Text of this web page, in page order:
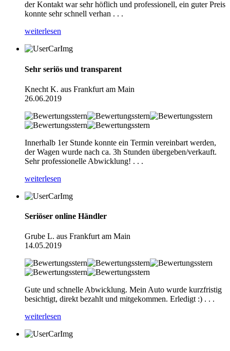
der Kontakt war sehr höflich und professionell, ein guter Preis
konnte sehr schnell verhan . . .
weiterlesen
Sehr seriös und transparent
Knecht K. aus Frankfurt am Main
26.06.2019
Innerhalb 1er Stunde konnte ein Termin vereinbart werden,
der Wagen wurde nach ca. 3h Stunden übergeben/verkauft.
Sehr professionelle Abwicklung! . . .
weiterlesen
Seriöser online Händler
Grube L. aus Frankfurt am Main
14.05.2019
Gute und schnelle Abwicklung. Mein Auto wurde kurzfristig
besichtigt, direkt bezahlt und mitgekommen. Erledigt :) . . .
weiterlesen